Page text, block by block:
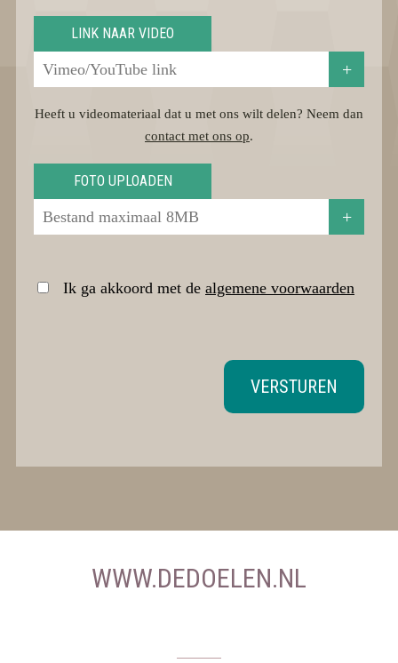
LINK NAAR VIDEO
+
Heeft u videomateriaal dat u met ons wilt delen? Neem dan
contact met ons op.
FOTO UPLOADEN
+
Ik ga akkoord met de algemene voorwaarden
VERSTUREN
WWW.DEDOELEN.NL